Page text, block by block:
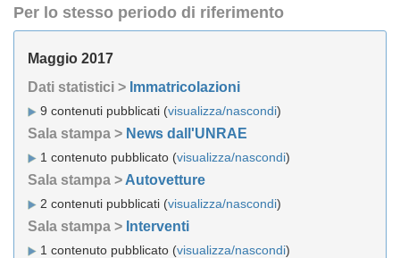
Per lo stesso periodo di riferimento
Maggio 2017
Dati statistici > Immatricolazioni
9 contenuti pubblicati (visualizza/nascondi)
Sala stampa > News dall'UNRAE
1 contenuto pubblicato (visualizza/nascondi)
Sala stampa > Autovetture
2 contenuti pubblicati (visualizza/nascondi)
Sala stampa > Interventi
1 contenuto pubblicato (visualizza/nascondi)